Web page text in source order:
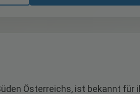
Österreichs, ist bekannt für